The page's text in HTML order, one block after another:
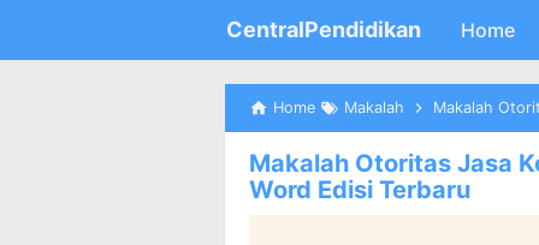
CentralPendidikan Home
Home Makalah Makalah
Makalah Otoritas Jasa
Word Edisi Terbaru